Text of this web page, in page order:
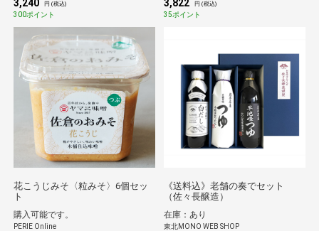
3,240 円 (税込)
300ポイント
3,822 円 (税込)
35ポイント
花こうじみそ〈粒みそ〉6個セッ
ト
購入可能です。
PERIE Online
《送料込》老舗の奏でセット
（佐々長醸造）
在庫：あり
東北MONO WEB SHOP